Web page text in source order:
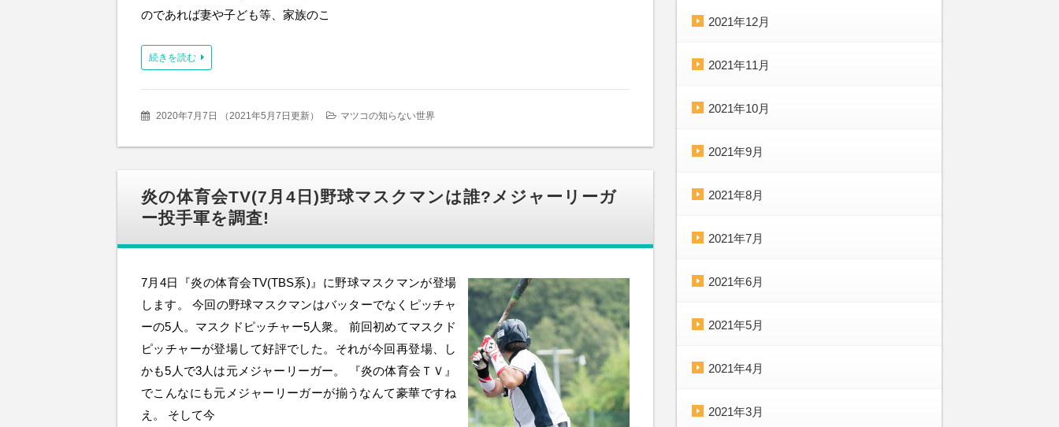
のであれば妻や子ども等、家族のこ
続きを読む
2020年7月7日 （2021年5月7日更新） マツコの知らない世界
炎の体育会TV(7月4日)野球マスクマンは誰?メジャーリーガ
ー投手軍を調査!
7月4日『炎の体育会TV(TBS系)』に野球マスクマンが登場
します。 今回の野球マスクマンはバッターでなくピッチャ
ーの5人。マスクドピッチャー5人衆。 前回初めてマスクド
ピッチャーが登場して好評でした。それが今回再登場、し
かも5人で3人は元メジャーリーガー。 『炎の体育会ＴＶ』
でこんなにも元メジャーリーガーが揃うなんて豪華ですね
え。 そして今
2021年12月
2021年11月
2021年10月
2021年9月
2021年8月
2021年7月
2021年6月
2021年5月
2021年4月
2021年3月